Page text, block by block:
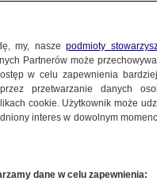
wyzwanie
my, naszepodmioty
Partnerów może
w celu zapewnienia
przetwarzanie danych
cookie. Użytkownik może
interes w dowolnym
dane w celu zapewnienia: